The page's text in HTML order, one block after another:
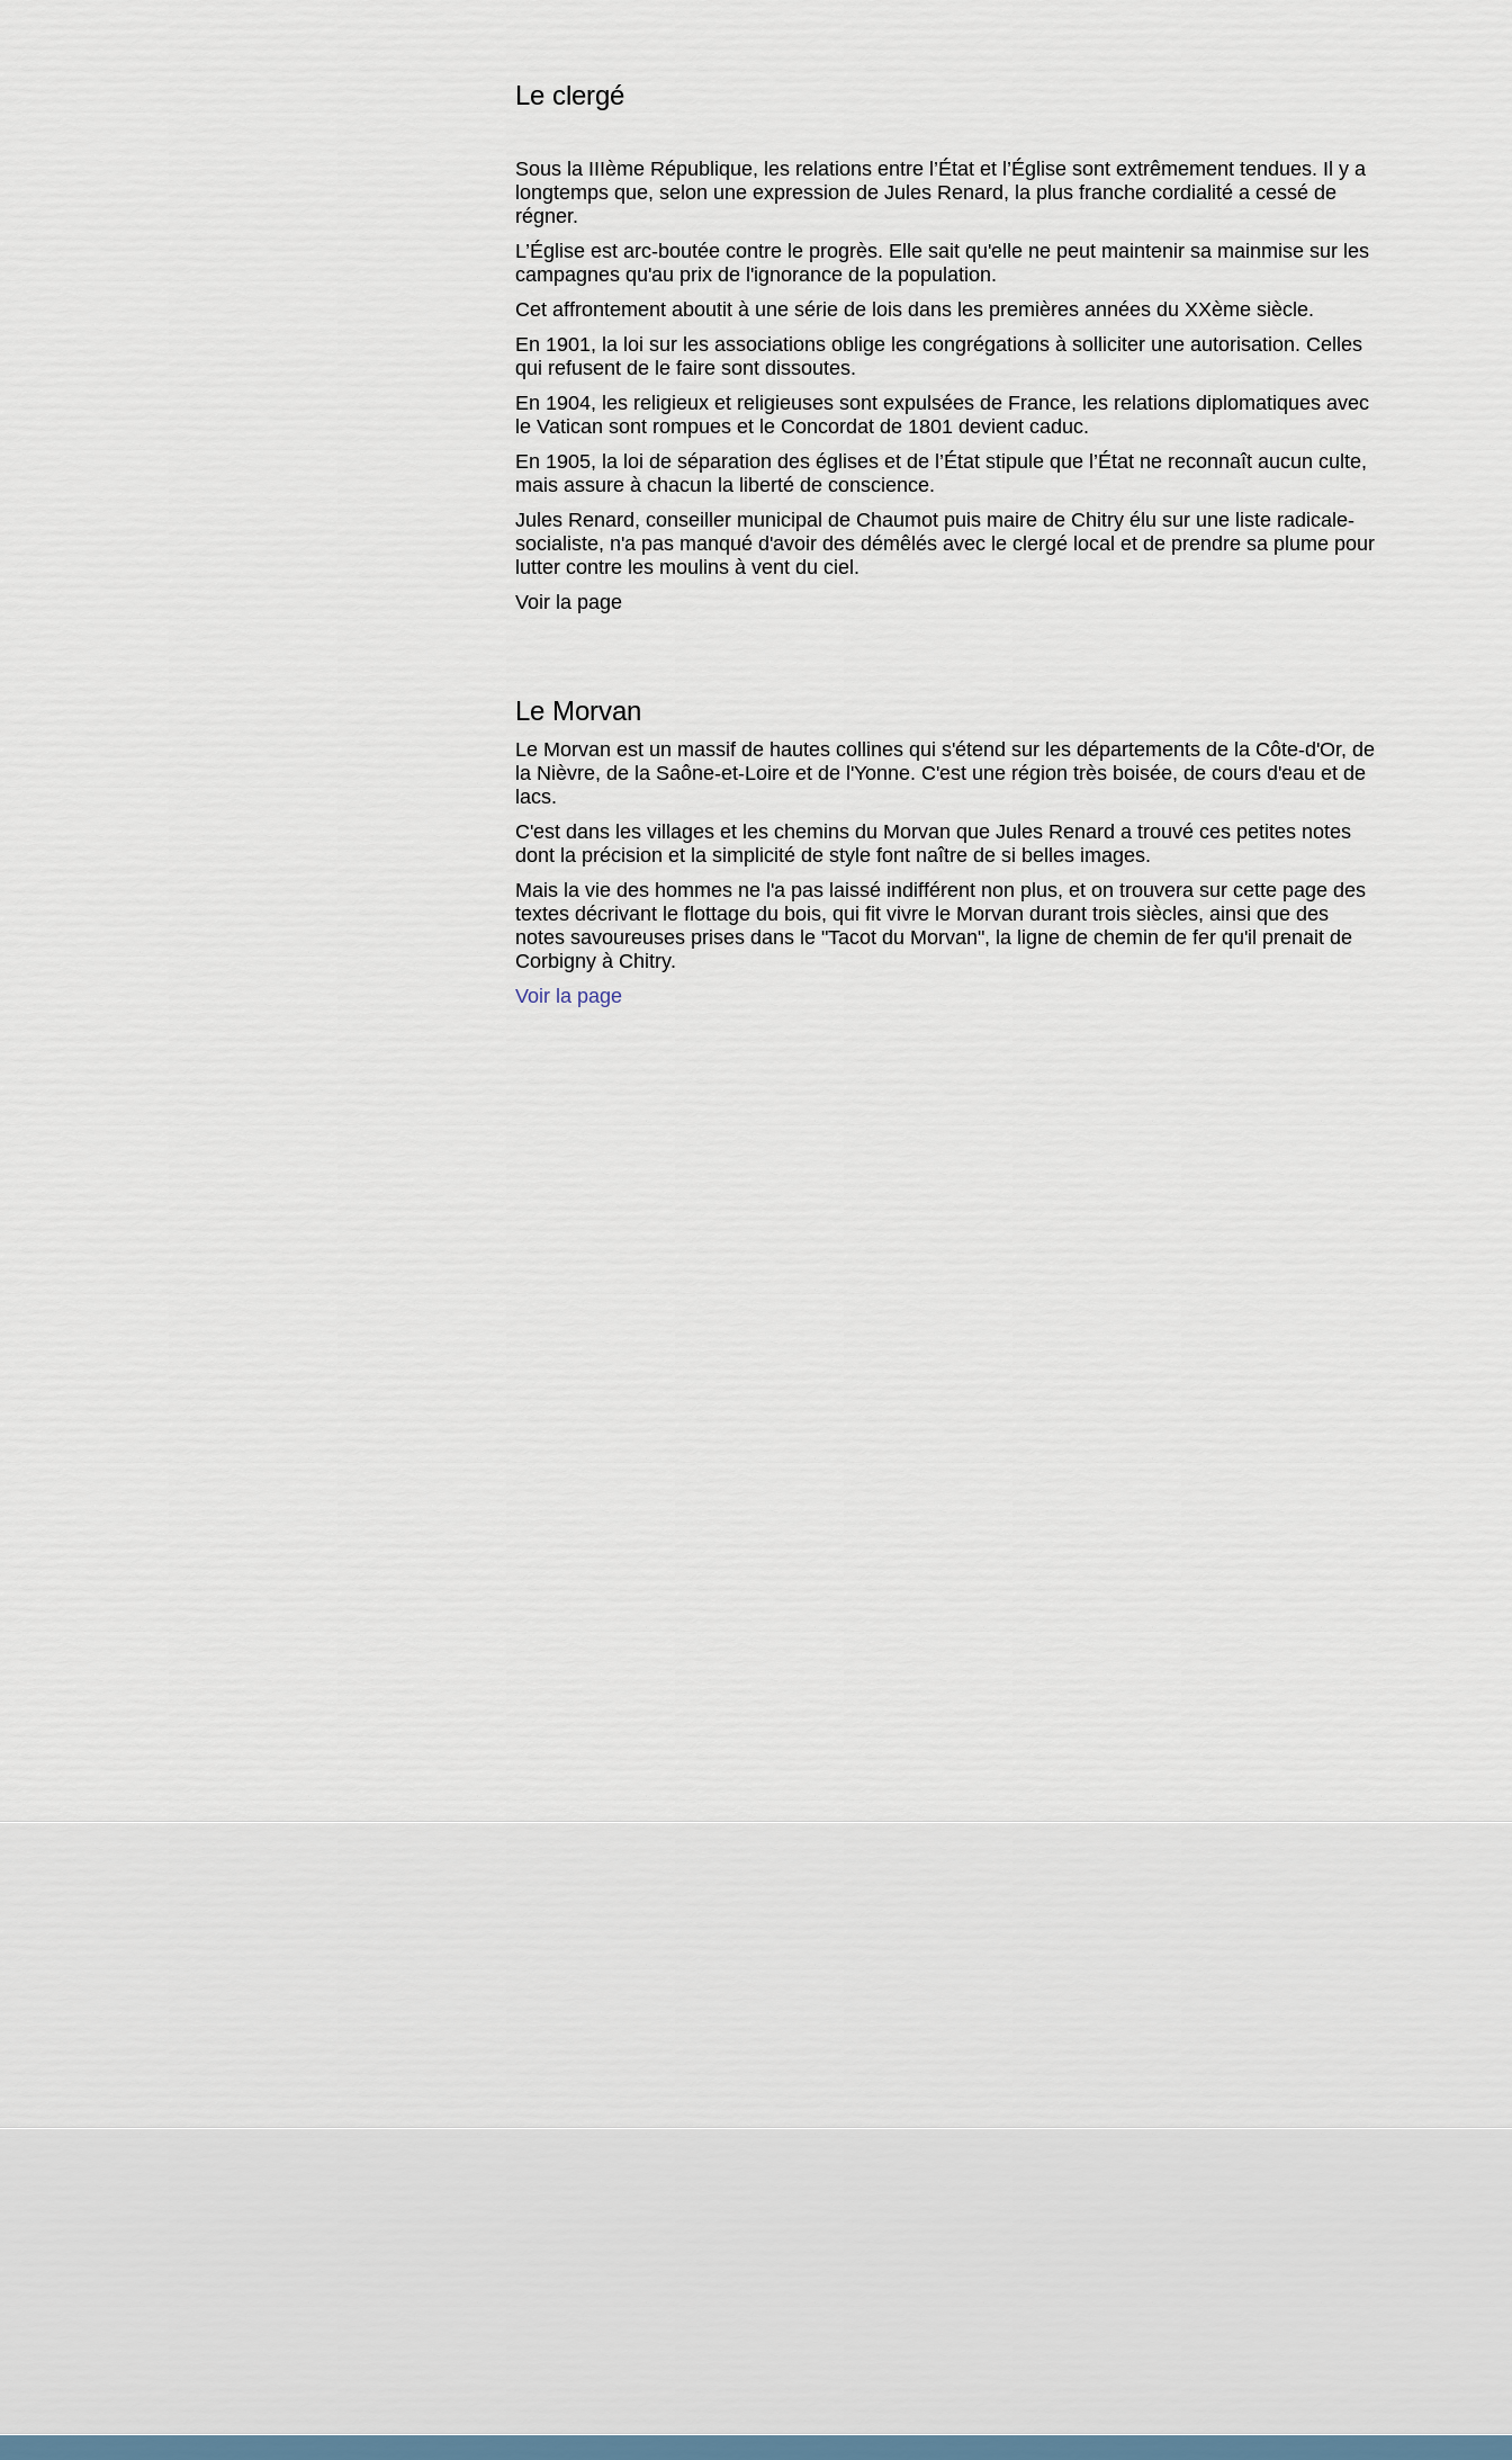
Le clergé
Sous la IIIème République, les relations entre l’État et l’Église sont extrêmement tendues. Il y a
longtemps que, selon une expression de Jules Renard, la plus franche cordialité a cessé de
régner.
L’Église est arc-boutée contre le progrès. Elle sait qu'elle ne peut maintenir sa mainmise sur les
campagnes qu'au prix de l'ignorance de la population.
Cet affrontement aboutit à une série de lois dans les premières années du XXème siècle.
En 1901, la loi sur les associations oblige les congrégations à solliciter une autorisation. Celles
qui refusent de le faire sont dissoutes.
En 1904, les religieux et religieuses sont expulsées de France, les relations diplomatiques avec
le Vatican sont rompues et le Concordat de 1801 devient caduc.
En 1905, la loi de séparation des églises et de l’État stipule que l’État ne reconnaît aucun culte,
mais assure à chacun la liberté de conscience.
Jules Renard, conseiller municipal de Chaumot puis maire de Chitry élu sur une liste radicale-
socialiste, n'a pas manqué d'avoir des démêlés avec le clergé local et de prendre sa plume pour
lutter contre les moulins à vent du ciel.
Voir la page
Le Morvan
Le Morvan est un massif de hautes collines qui s'étend sur les départements de la Côte-d'Or, de
la Nièvre, de la Saône-et-Loire et de l'Yonne. C'est une région très boisée, de cours d'eau et de
lacs.
C'est dans les villages et les chemins du Morvan que Jules Renard a trouvé ces petites notes
dont la précision et la simplicité de style font naître de si belles images.
Mais la vie des hommes ne l'a pas laissé indifférent non plus, et on trouvera sur cette page des
textes décrivant le flottage du bois, qui fit vivre le Morvan durant trois siècles, ainsi que des
notes savoureuses prises dans le "Tacot du Morvan", la ligne de chemin de fer qu'il prenait de
Corbigny à Chitry.
Voir la page